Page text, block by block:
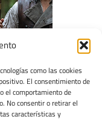
como las cookies
El consentimiento de
el comportamiento de
No consentir o retirar el
características y